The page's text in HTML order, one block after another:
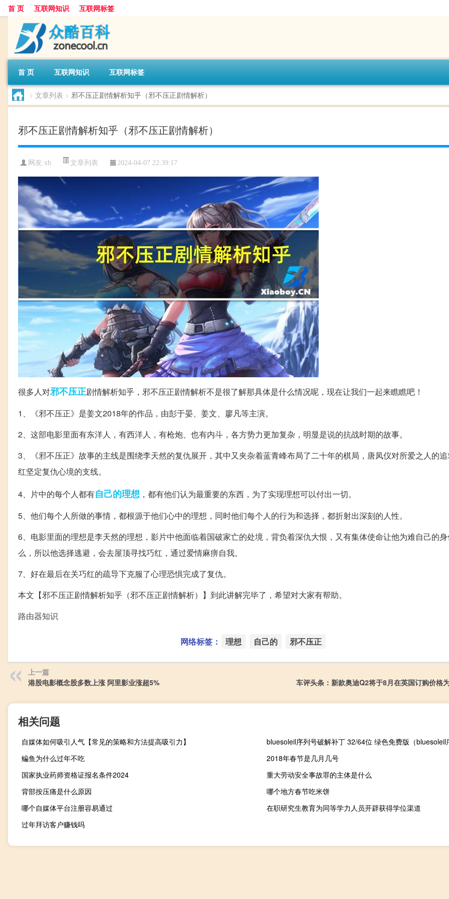
首 页 互联网知识 互联网标签
首 页 互联网知识 互联网标签
> 文章列表 > 邪不压正剧情解析知乎（邪不压正剧情解析）
邪不压正剧情解析知乎（邪不压正剧情解析）
网友:xb 文章列表 2024-04-07 22:39:17
很多人对邪不压正剧情解析知乎，邪不压正剧情解析不是很了解那具体是什么情况呢，现在让我们一起来瞧瞧吧！
1、《邪不压正》是姜文2018年的作品，由彭于晏、姜文、廖凡等主演。
2、这部电影里面有东洋人，有西洋人，有枪炮、也有内斗，各方势力更加复杂，明显是说的抗战时期的故事。
3、《邪不压正》故事的主线是围绕李天然的复仇展开，其中又夹杂着蓝青峰布局了二十年的棋局，唐凤仪对所爱之人的
红坚定复仇心境的支线。
4、片中的每个人都有自己的理想 ，都有他们认为最重要的东西，为了实现理想可以付出一切。
5、他们每个人所做的事情，都根源于他们心中的理想，同时他们每个人的行为和选择，都折射出深刻的人性。
6、电影里面的理想是李天然的理想，影片中他面临着国破家亡的处境，背负着深仇大恨，又有集体使命让他为难自己的
么，所以他选择逃避，会去屋顶寻找巧红，通过爱情麻痹自我。
7、好在最后在关巧红的疏导下克服了心理恐惧完成了复仇。
本文【邪不压正剧情解析知乎（邪不压正剧情解析）】到此讲解完毕了，希望对大家有帮助。
路由器知识
网络标签： 理想 自己的 邪不压正
上一篇
港股电影概念股多数上涨 阿里影业涨超5%
车评头条：新款奥迪Q2将于8月在英国订购价格
相关问题
自媒体如何吸引人气【常见的策略和方法提高吸引力】
鳊鱼为什么过年不吃
2018年春节是几月几号
国家执业药师资格证报名条件2024
重大劳动安全事故罪的主体是什么
背部按压痛是什么原因
哪个地方春节吃米饼
哪个自媒体平台注册容易通过
在职研究生教育为同等学力人员开辟获得学位渠道
过年拜访客户赚钱吗